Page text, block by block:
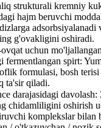
strukturali kremniy
hajm beruvchi
adsorbsiyalanadi
g'ovakligini oshiradi.
uchun
fermentlangan spirt:
formulasi, bosh terisi
ta'sir qiladi.
darajasidagi davolash:
chidamliligini oshirish
komplekslar bilan